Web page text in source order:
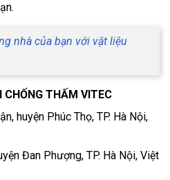
nhà của bạn với vật liệu
CHỐNG THẤM VITEC
huyện Phúc Thọ, TP. Hà Nội,
Đan Phượng, TP. Hà Nội, Việt